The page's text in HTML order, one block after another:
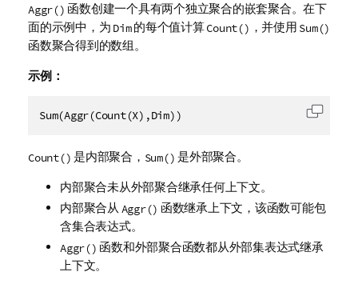
Aggr() 函数创建一个具有两个独立聚合的嵌套聚合。在下
面的示例中，为 Dim的每个值计算Count() ，并使用 Sum()
函数聚合得到的数组。
示例：
Sum(Aggr(Count(X),Dim)) 复制代
Count() 是内部聚合， Sum() 是外部聚合。
内部聚合未从外部聚合继承任何上下文。
内部聚合从 Aggr() 函数继承上下文，该函数可能包
含集合表达式。
Aggr() 函数和外部聚合函数都从外部集表达式继承
上下文。